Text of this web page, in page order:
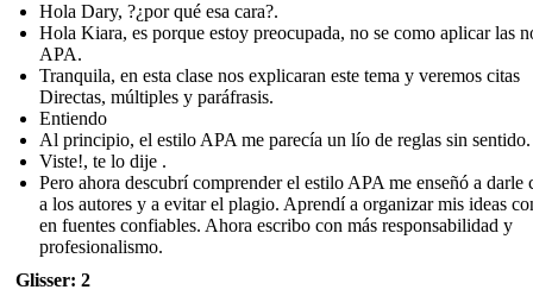
Hola Dary, ?¿por qué esa cara?.
Hola Kiara, es porque estoy preocupada, no se como aplicar las
APA.
Tranquila, en esta clase nos explicaran este tema y veremos citas
Directas, múltiples y paráfrasis.
Entiendo
Al principio, el estilo APA me parecía un lío de reglas sin sentido.
Viste!, te lo dije .
Pero ahora descubrí comprender el estilo APA me enseñó a darle
a los autores y a evitar el plagio. Aprendí a organizar mis ideas
en fuentes confiables. Ahora escribo con más responsabilidad y
profesionalismo.
Glisser: 2